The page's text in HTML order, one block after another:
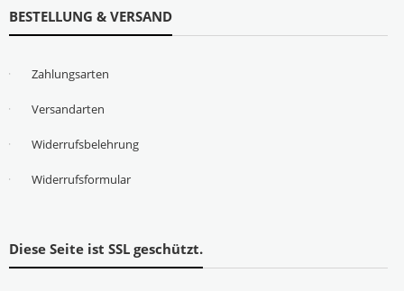
BESTELLUNG & VERSAND
Zahlungsarten
Versandarten
Widerrufsbelehrung
Widerrufsformular
Diese Seite ist SSL geschützt.